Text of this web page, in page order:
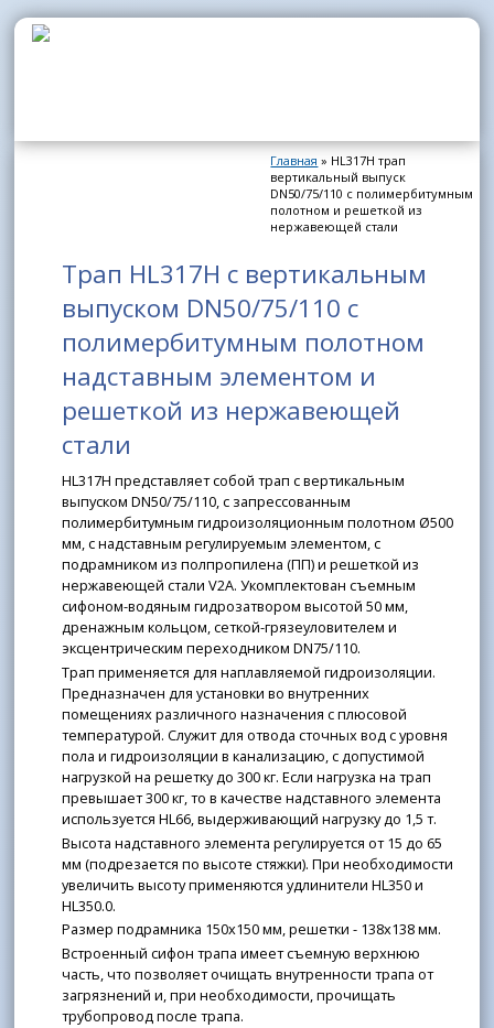
Перейти к основному содержанию
Вы здесь
Главная » HL317H трап
вертикальный выпуск
DN50/75/110 с полимербитумным
полотном и решеткой из
нержавеющей стали
Трап HL317H с вертикальным
выпуском DN50/75/110 с
полимербитумным полотном
надставным элементом и
решеткой из нержавеющей
стали
HL317H представляет собой трап с вертикальным
выпуском DN50/75/110, с запрессованным
полимербитумным гидроизоляционным полотном Ø500
мм, с надставным регулируемым элементом, с
подрамником из полпропилена (ПП) и решеткой из
нержавеющей стали V2A. Укомплектован съемным
сифоном-водяным гидрозатвором высотой 50 мм,
дренажным кольцом, сеткой-грязеуловителем и
эксцентрическим переходником DN75/110.
Трап применяется для наплавляемой гидроизоляции.
Предназначен для установки во внутренних
помещениях различного назначения с плюсовой
температурой. Служит для отвода сточных вод с уровня
пола и гидроизоляции в канализацию, с допустимой
нагрузкой на решетку до 300 кг. Если нагрузка на трап
превышает 300 кг, то в качестве надставного элемента
используется HL66, выдерживающий нагрузку до 1,5 т.
Высота надставного элемента регулируется от 15 до 65
мм (подрезается по высоте стяжки). При необходимости
увеличить высоту применяются удлинители HL350 и
HL350.0.
Размер подрамника 150x150 мм, решетки - 138x138 мм.
Встроенный сифон трапа имеет съемную верхнюю
часть, что позволяет очищать внутренности трапа от
загрязнений и, при необходимости, прочищать
трубопровод после трапа.